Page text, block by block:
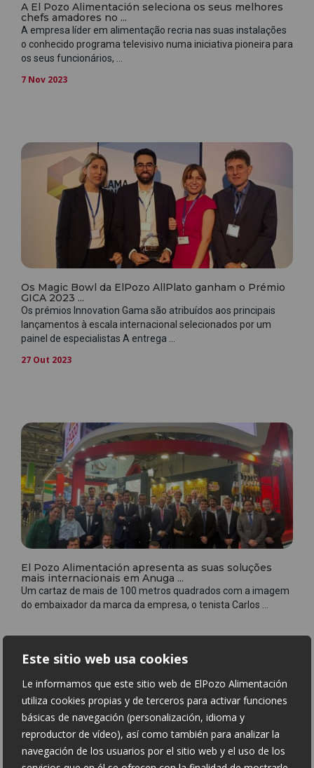
Este sitio web usa cookies
Le informamos que este sitio web de ElPozo Alimentación
utiliza cookies propias y de terceros para activar funciones
básicas de navegación (personalización, idioma y
reproductor de vídeo), así como también para analizar la
navegación de los usuarios por el sitio web y el uso de los
A El Pozo Alimentación seleciona os seus melhores
chefs amadores no ...
A empresa líder em alimentação recria nas suas instalações
o conhecido programa televisivo numa iniciativa pioneira para
os seus funcionários, ...
7 Nov 2023
Os Magic Bowl da ElPozo AllPlato ganham o Prémio
GICA 2023 ...
Os prémios Innovation Gama são atribuídos aos principais
lançamentos à escala internacional selecionados por um
painel de especialistas A entrega ...
27 Out 2023
El Pozo Alimentación apresenta as suas soluções
mais internacionais em Anuga ...
Um cartaz de mais de 100 metros quadrados com a imagem
do embaixador da marca da empresa, o tenista Carlos ...